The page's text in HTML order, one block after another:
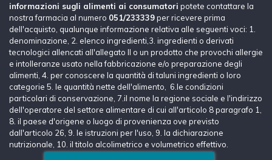
informazioni sugli alimenti ai consumatori potete contattare la
nostra farmacia al numero 051/233339per ricevere prima
dell'acquisto, qualunque informazione relativa alle seguenti voci: 1.
denominazione, 2. elenco ingredienti,3. ingredienti o derivati
tecnologici allencati all'allegato II o un prodotto che provochi allergie
e intolleranze usato nella fabbricazione e/o preparazione degli
alimenti, 4. per conoscere la quantità di taluni ingredienti o loro
categorie 5. le quantità nette dell'alimento, 6.le condizioni
particolari di conservazione, 7.il nome la regione sociale e l'indirizzo
dell'operatore del settore alimentare di cui all'articolo 8 paragrafo 1,
8. il paese d'origene o luogo di provenienza ove previsto
dall'articolo 26, 9. le istruzioni per l'uso, 9. la dichiarazione
nutrizionale, 10. il titolo alcolimetrico e volumetrico effettivo.